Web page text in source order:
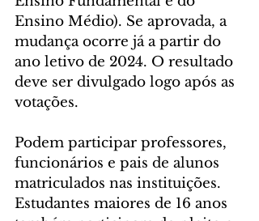
Ensino Médio). Se aprovada, a
mudança ocorre já a partir do
ano letivo de 2024. O resultado
deve ser divulgado logo após as
votações.
Podem participar professores,
funcionários e pais de alunos
matriculados nas instituições.
Estudantes maiores de 16 anos